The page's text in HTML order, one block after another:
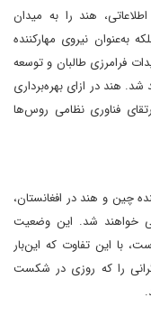
هند را به میدان
به‌عنوان نیروی مهارکننده
فرامرزی طالبان و توسعه
هند در ازای بهره‌برداری
فناوری نظامی روس‌ها
چین و هند در افغانستان،
خواهند شد. این وضعیت
در دهه ۸۰ میلادی است، با این تفاوت که این‌بار
را که روزی در شکست